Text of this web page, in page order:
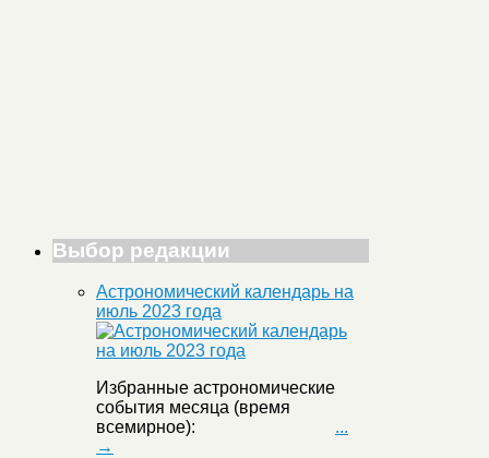
Выбор редакции
Астрономический календарь на
июль 2023 года
Избранные астрономические
события месяца (время
всемирное): ...
→